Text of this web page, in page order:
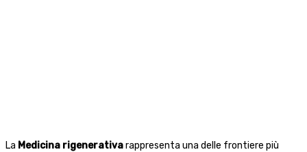
La Medicina rigenerativarappresenta una delle frontiere più